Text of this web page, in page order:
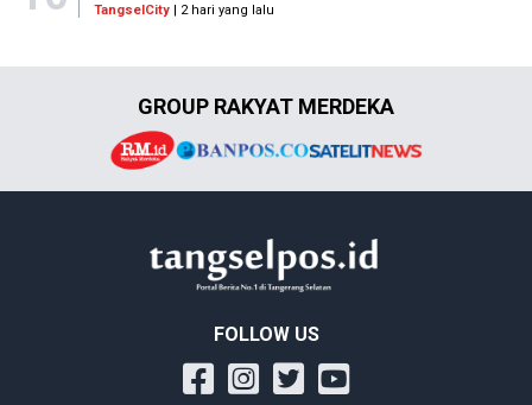
TangselCity | 2 hari yang lalu
GROUP RAKYAT MERDEKA
FOLLOW US